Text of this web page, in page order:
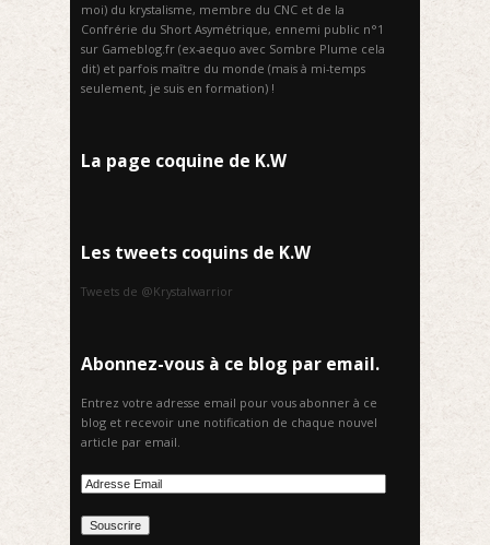
moi) du krystalisme, membre du CNC et de la
Confrérie du Short Asymétrique, ennemi public n°1
sur Gameblog.fr (ex-aequo avec Sombre Plume cela
dit) et parfois maître du monde (mais à mi-temps
seulement, je suis en formation) !
La page coquine de K.W
Les tweets coquins de K.W
Tweets de @Krystalwarrior
Abonnez-vous à ce blog par email.
Entrez votre adresse email pour vous abonner à ce
blog et recevoir une notification de chaque nouvel
article par email.